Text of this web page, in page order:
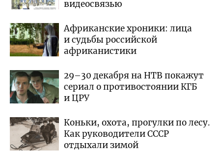
видеосвязью
Африканские хроники: лица
и судьбы российской
африканистики
29–30 декабря на НТВ покажут
сериал о противостоянии КГБ
и ЦРУ
Коньки, охота, прогулки по лесу.
Как руководители СССР
отдыхали зимой